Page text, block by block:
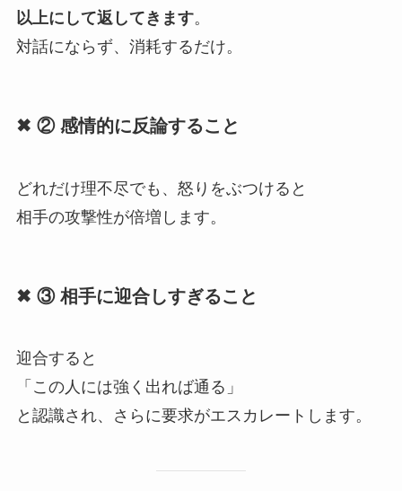
以上にして返してきます。
対話にならず、消耗するだけ。
✖ ② 感情的に反論すること
どれだけ理不尽でも、怒りをぶつけると
相手の攻撃性が倍増します。
✖ ③ 相手に迎合しすぎること
迎合すると
「この人には強く出れば通る」
と認識され、さらに要求がエスカレートします。